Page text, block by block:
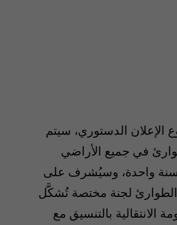
الدستوري، سيتم
في جميع الأراضي
سنة واحدة، وسيُشرف على
الطوارئ لجنة مختصة تُشكَّل
الانتقالية بالتنسيق مع